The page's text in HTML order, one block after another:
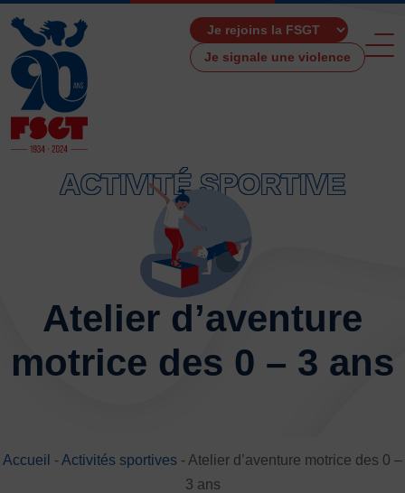
Je signale une violence
Fonctionnement
Les Boutiques F.S.G.T
Championnat de France FSGT
ACTIVITÉ SPORTIVE
Atelier d’aventure
motrice des 0 – 3 ans
Accueil -Activités sportives - Atelier d’aventure motrice des 0 –
3 ans